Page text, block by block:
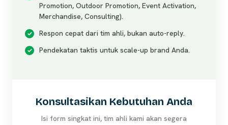
Promotion, Outdoor Promotion, Event Activation,
Merchandise, Consulting).
Respon cepat dari tim ahli, bukan auto-reply.
Pendekatan taktis untuk scale-up brand Anda.
Konsultasikan Kebutuhan Anda
Isi form singkat ini, tim ahli kami akan segera